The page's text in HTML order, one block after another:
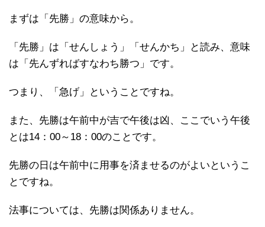
まずは「先勝」の意味から。
「先勝」は「せんしょう」「せんかち」と読み、意味
は「先んずればすなわち勝つ」です。
つまり、「急げ」ということですね。
また、先勝は午前中が吉で午後は凶、ここでいう午後
とは14：00～18：00のことです。
先勝の日は午前中に用事を済ませるのがよいというこ
とですね。
法事については、先勝は関係ありません。